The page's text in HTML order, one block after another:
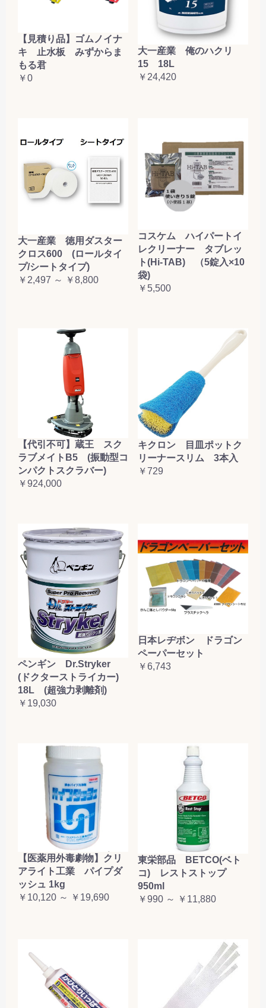
【見積り品】ゴムノイナ
キ 止水板 みずからま
もる君
￥0
大一産業 俺のハクリ
15 18L
￥24,420
大一産業 徳用ダスター
クロス600 (ロールタイ
プ/シートタイプ)
￥2,497 ～ ￥8,800
コスケム ハイパートイ
レクリーナー タブレッ
ト(Hi-TAB) （5錠入×10
袋)
￥5,500
【代引不可】蔵王 スク
ラブメイトB5 (振動型コ
ンパクトスクラバー)
￥924,000
キクロン 目皿ポットク
リーナースリム 3本入
￥729
ペンギン Dr.Stryker
(ドクターストライカー)
18L (超強力剥離剤)
￥19,030
日本レヂボン ドラゴン
ペーパーセット
￥6,743
【医薬用外毒劇物】クリ
アライト工業 パイプダ
ッシュ 1kg
￥10,120 ～ ￥19,690
東栄部品 BETCO(ベト
コ) レストストップ
950ml
￥990 ～ ￥11,880